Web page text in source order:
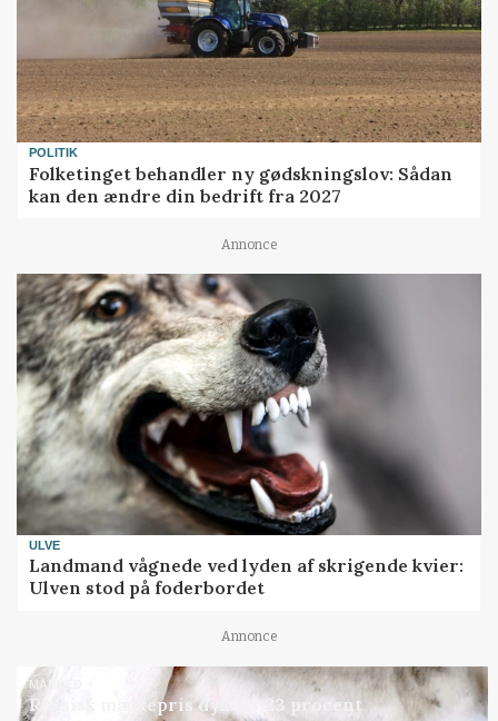
POLITIK
Folketinget behandler ny gødskningslov: Sådan
kan den ændre din bedrift fra 2027
Annonce
ULVE
Landmand vågnede ved lyden af skrigende kvier:
Ulven stod på foderbordet
Annonce
MARKED
Russisk mælkepris dykker 23 procent